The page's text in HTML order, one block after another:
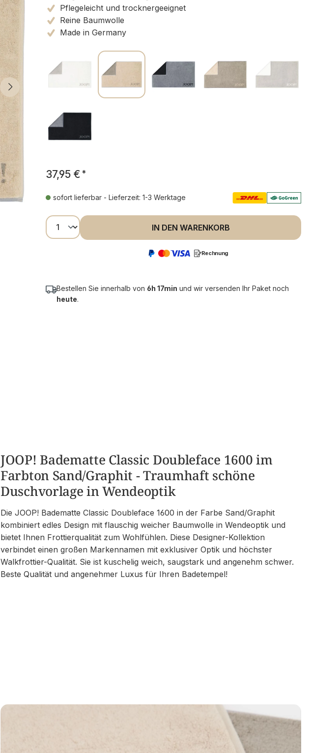
Pflegeleicht und trocknergeeignet
Reine Baumwolle
Made in Germany
37,95 € *
sofort lieferbar - Lieferzeit: 1-3 Werktage
Produkt Anzahl: Gib den gewünschten Wert
IN DEN WARENKORB
Rechnung
Bestellen Sie innerhalb von 6h 17min und wir versenden Ihr Paket noch
heute.
JOOP! Badematte Classic Doubleface 1600 im
Farbton Sand/Graphit - Traumhaft schöne
Duschvorlage in Wendeoptik
Die JOOP! Badematte Classic Doubleface 1600 in der Farbe Sand/Graphit
kombiniert edles Design mit flauschig weicher Baumwolle in Wendeoptik und
bietet Ihnen Frottierqualität zum Wohlfühlen. Diese Designer-Kollektion
verbindet einen großen Markennamen mit exklusiver Optik und höchster
Walkfrottier-Qualität. Sie ist kuschelig weich, saugstark und angenehm schwer.
Beste Qualität und angenehmer Luxus für Ihren Badetempel!